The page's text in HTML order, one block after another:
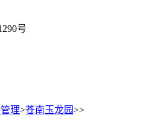
号
理>苍南玉龙园>>